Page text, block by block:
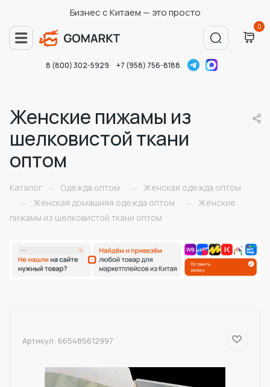
Бизнес с Китаем — это просто
0
8 (800) 302-5929 +7 (958) 756-8188
Женские пижамы из
шелковистой ткани
оптом
Каталог — Одежда оптом —
Женская одежда оптом
—
Женская домашняя одежда оптом —
Женские
пижамы из шелковистой ткани оптом
Артикул: 665485612997